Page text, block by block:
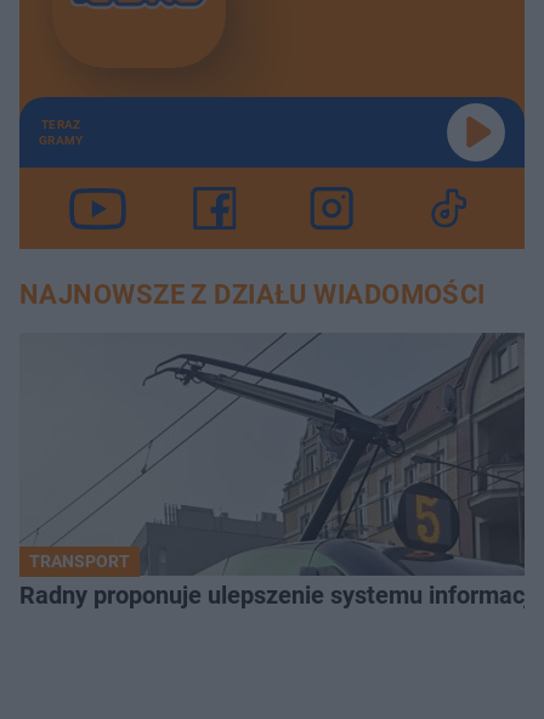
TERAZ
GRAMY
NAJNOWSZE Z DZIAŁU WIADOMOŚCI
TRANSPORT
Radny proponuje ulepszenie systemu